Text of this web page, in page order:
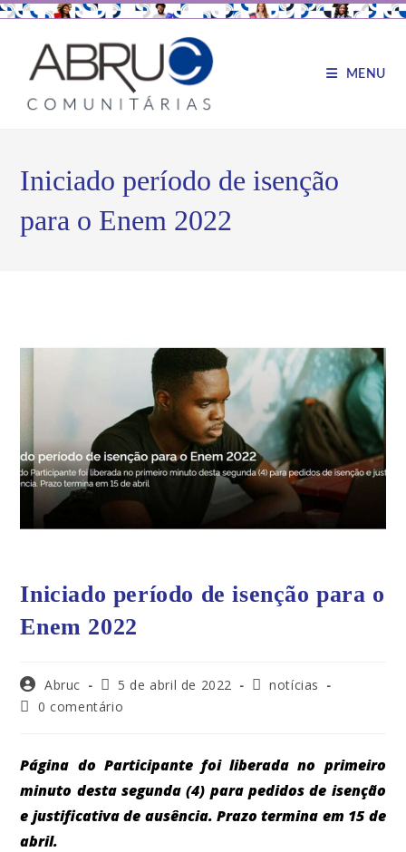
MENU
Iniciado período de isenção
para o Enem 2022
Iniciado período de isenção para o
Enem 2022
Abruc 5 de abril de 2022
notícias
0 comentário
Página do Participante foi liberada no primeiro
minuto desta segunda (4) para pedidos de isenção
e justificativa de ausência. Prazo termina em 15 de
abril.